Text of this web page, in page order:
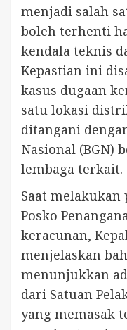
menjadi salah
boleh terhenti
kendala teknis
Kepastian ini
kasus dugaan
satu lokasi
ditangani
Nasional (BGN)
lembaga terkait.
Saat
Posko
keracunan,
menjelaskan
menunjukkan
dari Satuan
yang memasak